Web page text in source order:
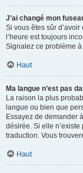
J’ai changé mon
Si vous êtes sûr
l’heure est toujours
Signalez ce problème
Haut
Ma langue n’est pas
La raison la plus
langue ou bien que
Essayez de demander
désirée. Si elle
traduction. Vous
Haut